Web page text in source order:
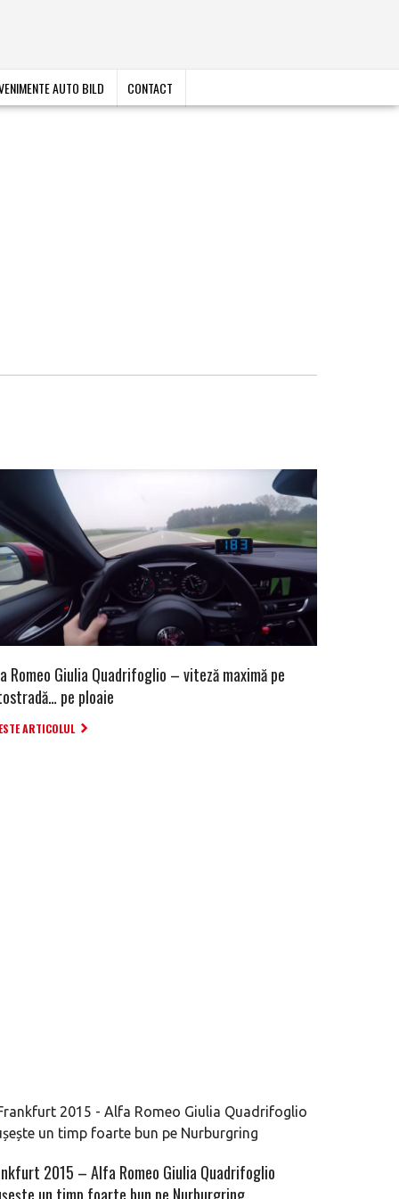
AUTO BILD CONTACT
Romeo Giulia Quadrifoglio – viteză maximă pe
pe ploaie
ARTICOLUL
2015 – Alfa Romeo Giulia Quadrifoglio